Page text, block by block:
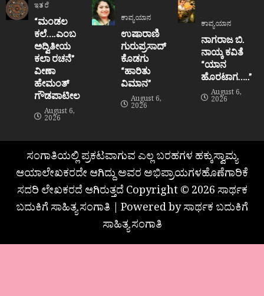
ಇತರೆ
“ಮಂಡಲ
ಕಲೆ….ಎಂಬ
ಅದ್ವಿತೀಯ
ಕಲಾ ರಚನೆ”‌
ವೀಣಾ
ಹೇಮಂತ್‌
ಗೌಡಪಾಟೀಲ
August 6,
2026
ಕಾವ್ಯಯಾನ
ಉಷಾರಾಣಿ
ಗುರುಪ್ರಸಾದ್
ಕೊಡಗು
“ಹಾರಿತು
ವಿಮಾನ”
August 6,
2026
ಕಾವ್ಯಯಾನ
ನಾಗರಾಜ ಬಿ.
ನಾಯ್ಕ ಕವಿತೆ
“ಯಾನ
ಹೊರಟಾಗ…..”
August 6,
2026
ಸಂಗಾತಿಯಲ್ಲಿ ಪ್ರಕಟವಾಗುವ ಎಲ್ಲ ಬರಹಗಳ ಹಕ್ಕುಸ್ವಾಮ್ಯ
ಆಯಾಲೇಖಕರದೇ ಆಗಿದ್ದು ಅವರ ಅಭಿಪ್ರಾಯಗಳಹೊಣೆಗಾರಿಕೆ
ಸದರಿ ಲೇಖಕರದೆ ಆಗಿರುತ್ತದೆ Copyright © 2026 ಸಾರ್ಥಕ
ಬದುಕಿಗೆ ಸಾಹಿತ್ಯ ಸಂಗಾತಿ | Powered by ಸಾರ್ಥಕ ಬದುಕಿಗೆ
ಸಾಹಿತ್ಯ ಸಂಗಾತಿ